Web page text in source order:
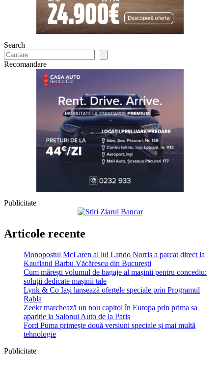
Search
Recomandare
Publicitate
Articole recente
Monopostul McLaren al lui Lando Norris a parcat direct la
Kaufland Barbu Văcărescu din București
Cum mărești volumul de bagaje al mașinii pentru concediu:
soluții dedicate mașinii tale
Lynk & Co Iași lansează ofertele speciale prin Programul
Rabla
Zeekr marchează un nou capitol în Europa prin prima sa
apariție la Salonul Auto de la Paris
Ford Puma primește două versiuni speciale și mai multă
tehnologie
Publicitate